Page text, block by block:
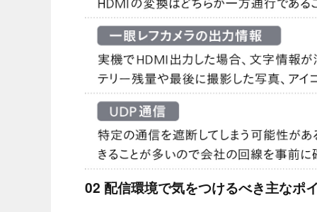
02 配信環境で気をつけるべき主なポ